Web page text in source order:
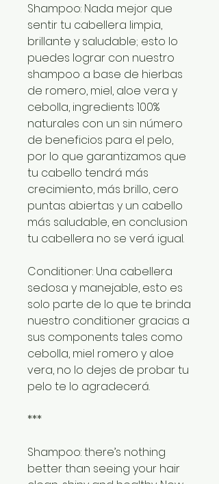
Shampoo: Nada mejor que
sentir tu cabellera limpia,
brillante y saludable; esto lo
puedes lograr con nuestro
shampoo a base de hierbas
de romero, miel, aloe vera y
cebolla, ingredients 100%
naturales con un sin número
de beneficios para el pelo,
por lo que garantizamos que
tu cabello tendrá más
crecimiento, más brillo, cero
puntas abiertas y un cabello
más saludable, en conclusion
tu cabellera no se verá igual.
Conditioner: Una cabellera
sedosa y manejable, esto es
solo parte de lo que te brinda
nuestro conditioner gracias a
sus components tales como
cebolla, miel romero y aloe
vera, no lo dejes de probar tu
pelo te lo agradecerá.
***
Shampoo:there’s nothing
better than seeing your hair